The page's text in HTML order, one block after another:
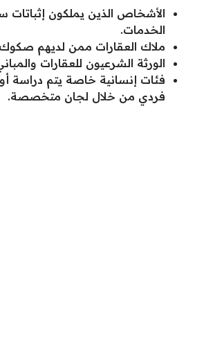
الأشخاص الذين يملكون إثباتات
الخدمات.
ملاك العقارات ممن لديهم
الورثة الشرعيون للعقارات
فئات إنسانية خاصة يتم دراسة
فردي من خلال لجان متخصصة.